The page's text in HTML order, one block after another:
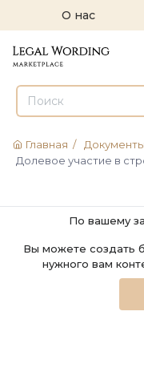
О нас
Главная / Документы
Долевое участие в
По вашему
Вы можете создать
нужного вам